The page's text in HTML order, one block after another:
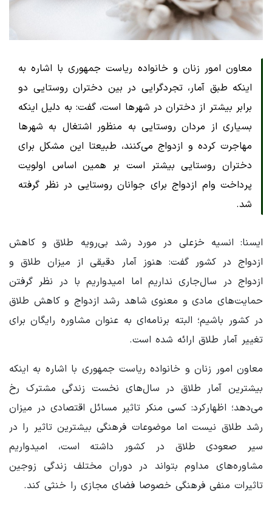
معاون امور زنان و خانواده ریاست جمهوری با اشاره به
اینکه طبق آمار، تجردگرایی در بین دختران روستایی دو
برابر بیشتر از دختران در شهرها است، گفت: به دلیل اینکه
بسیاری از مردان روستایی به منظور اشتغال به شهرها
مهاجرت کرده و ازدواج می‌کنند، طبیعتا این مشکل برای
دختران روستایی بیشتر است بر همین اساس اولویت
پرداخت وام ازدواج برای جوانان روستایی در نظر گرفته
شد.
ایسنا: انسیه خزعلی در مورد رشد بی‌رویه طلاق و کاهش
ازدواج در کشور گفت: هنوز آمار دقیقی از میزان طلاق و
ازدواج در سال‌جاری نداریم اما امیدواریم با در نظر گرفتن
حمایت‌های مادی و معنوی شاهد رشد ازدواج و کاهش طلاق
در کشور باشیم؛ البته برنامه‌ای به عنوان مشاوره رایگان برای
تغییر آمار طلاق ارائه شده است.
معاون امور زنان و خانواده ریاست جمهوری با اشاره به اینکه
بیشترین آمار طلاق در سال‌های نخست زندگی مشترک رخ
می‌دهد؛ اظهارکرد: کسی منکر تاثیر مسائل اقتصادی در میزان
رشد طلاق نیست اما موضوعات فرهنگی بیشترین تاثیر را در
سیر صعودی طلاق در کشور داشته است، امیدواریم
مشاوره‌های مداوم بتواند در دوران مختلف زندگی زوجین
تاثیرات منفی فرهنگی خصوصا فضای مجازی را خنثی کند.